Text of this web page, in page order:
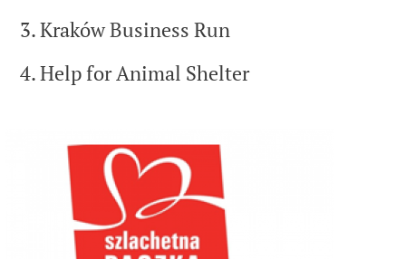
Historia
Właściciele
Media
About Us
News
Contact
Zgłaszanie działań
3. Kraków Business Run
4. Help for Animal Shelter